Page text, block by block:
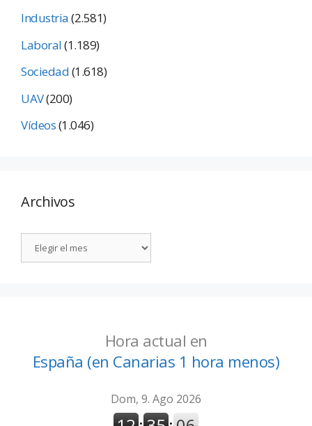
Industria(2.581)
Laboral(1.189)
Sociedad(1.618)
UAV(200)
Vídeos(1.046)
Archivos
Hora actual en
España (en Canarias 1 hora menos)